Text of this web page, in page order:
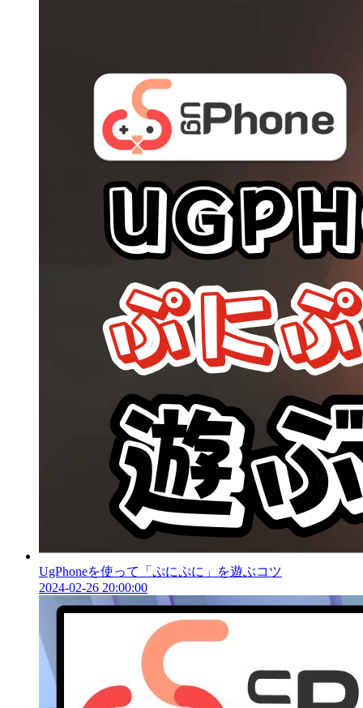
UgPhoneを使って「ぷにぷに」を遊ぶコツ
2024-02-26 20:00:00